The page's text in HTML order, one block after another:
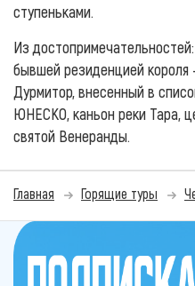
ступеньками.
Из
бывшей резиденцией
Дурмитор, внесенный в
ЮНЕСКО, каньон реки Тара,
святой Венеранды.
Главная Горящие туры